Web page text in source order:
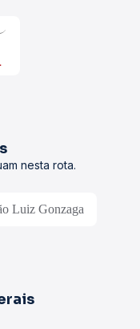
nesta rota.
Luiz Gonzaga